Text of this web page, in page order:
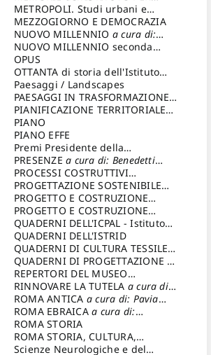
STORIA DEL RISORGIMENTO
METROPOLI. Studi urbani e
regionali
MEZZOGIORNO E DEMOCRAZIA
NUOVO MILLENNIO a cura di:
Capaldo Pellegrino
NUOVO MILLENNIO seconda
serie
Francesco
OPUS
OTTANTA di storia dell'Istituto
storia dell’Istitutoa cura di:
Cavalieri Patrizia
Paesaggi / Landscapes
PAESAGGI IN TRASFORMAZIONEa
cura di: Corti Enrico A.
PIANIFICAZIONE TERRITORIALE
URBANISTICA ED AMBIENTALE
cura di: Costa Enrico
PIANO
PIANO EFFE
Premi Presidente della
Repubblica
PRESENZEa cura di: Benedetti
Sandro
PROCESSI COSTRUTTIVI
DELL'ARCHITETTURAa cura di:
Ippoliti Alessandro
PROGETTAZIONE SOSTENIBILE
PARTECIPATA
PROGETTO E COSTRUZIONE
DELL’ARCHITETTURA
PROGETTO E COSTRUZIONE
SOSTENIBILE
QUADERNI DELL'ICPAL - Istituto
centrale per il restauro e la
conservazione del patrimonio
archivistico e librario
QUADERNI DELL'ISTRID
QUADERNI DI CULTURA TESSILEa
cura di: Crispolti Livia
QUADERNI DI PROGETTAZIONE a
cura di: Giura Longo Tommaso
REPERTORI DEL MUSEO
CENTRALE DEL RISORGIMENTOa
cura di: Pizzo Marco
RINNOVARE LA TUTELA a cura di:
Cicalò Enrico
ROMA ANTICA a cura di: Pavia
Carlo
ROMA EBRAICAa cura di:
Procaccia Claudio
ROMA STORIA
ROMA STORIA, CULTURA,
IMMAGINEa cura di: Fagiolo
Scienze Neurologiche e del